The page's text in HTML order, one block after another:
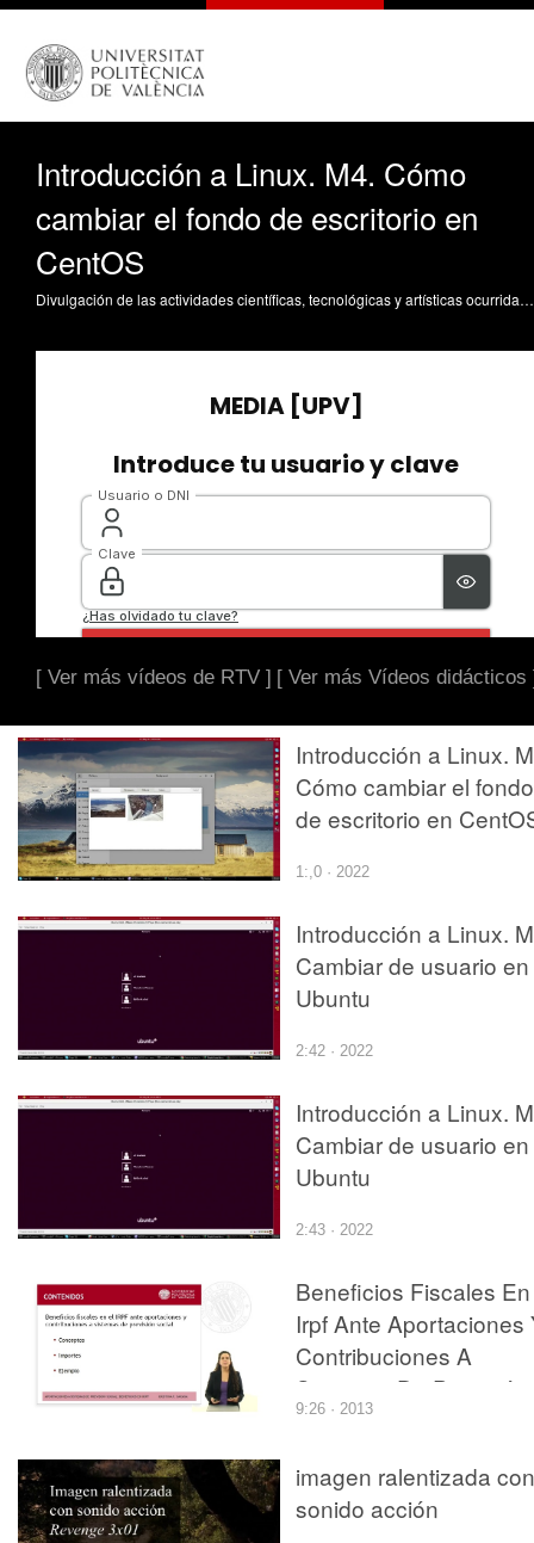
Introducción a Linux. M4. Cómo
cambiar el fondo de escritorio en
CentOS
Divulgación de las actividades científicas, tecnológicas y artísticas ocurridas en los tres campus de la UPV
[ Ver más vídeos de RTV ] [ Ver más Vídeos didácticos
Introducción a Linux.
Cómo cambiar el fondo
de escritorio en
1:,0 · 2022
Introducción a Linux.
Cambiar de usuario en
Ubuntu
2:42 · 2022
Introducción a Linux.
Cambiar de usuario en
Ubuntu
2:43 · 2022
Beneficios Fiscales
Irpf Ante Aportaciones
Contribuciones A
Sistemas De Previsión
Social
9:26 · 2013
imagen ralentizada con
sonido acción